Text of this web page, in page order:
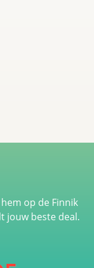
op de Finnik
jouw beste deal.